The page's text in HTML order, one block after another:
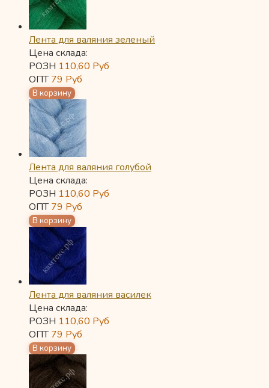
Лента для валяния зеленый
Цена склада:
РОЗН 110,60 Руб
ОПТ79 Руб
Лента для валяния голубой
Цена склада:
РОЗН 110,60 Руб
ОПТ79 Руб
Лента для валяния василек
Цена склада:
РОЗН 110,60 Руб
ОПТ79 Руб